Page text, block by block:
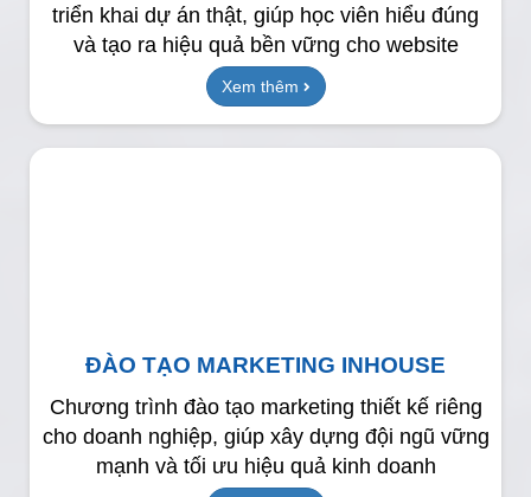
triển khai dự án thật, giúp học viên hiểu đúng
và tạo ra hiệu quả bền vững cho website
Xem thêm
ĐÀO TẠO MARKETING INHOUSE
Chương trình đào tạo marketing thiết kế riêng
cho doanh nghiệp, giúp xây dựng đội ngũ vững
mạnh và tối ưu hiệu quả kinh doanh